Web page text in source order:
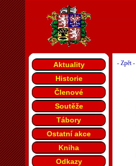
- Zpět -
Aktuality
Historie
Členové
Soutěže
Tábory
Ostatní akce
Kniha
Odkazy